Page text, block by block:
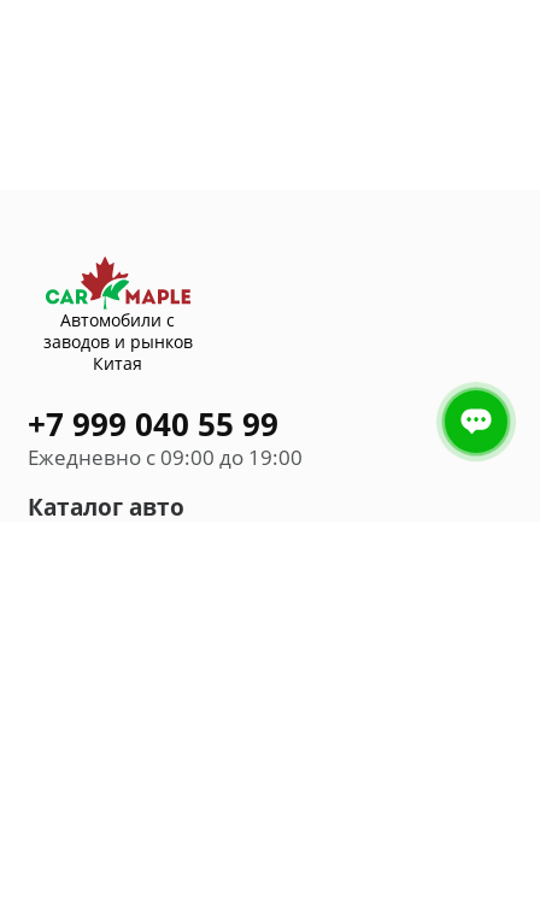
Автомобили с
заводов и рынков
Китая
+7 999 040 55 99
Ежедневно с 09:00 до 19:00
Каталог авто